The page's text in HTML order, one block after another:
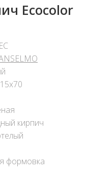
Ecocolor
кирпич
формовка